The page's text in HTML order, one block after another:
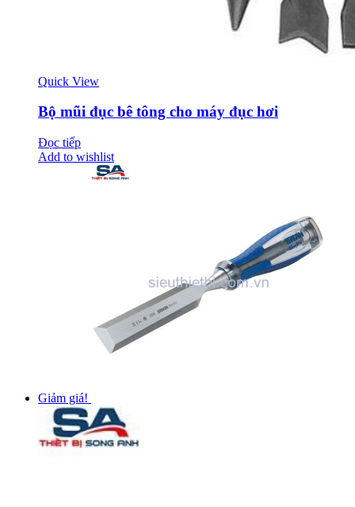
Quick View
Bộ mũi đục bê tông cho máy đục hơi
Đọc tiếp
Add to wishlist
Giảm giá!